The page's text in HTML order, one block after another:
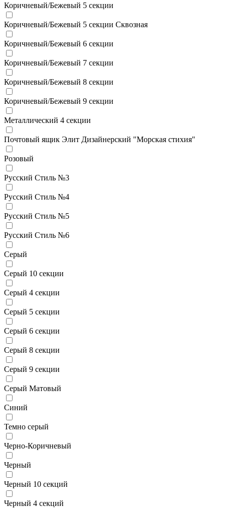
Коричневый/Бежевый 5 секции
Коричневый/Бежевый 5 секции Сквозная
Коричневый/Бежевый 6 секции
Коричневый/Бежевый 7 секции
Коричневый/Бежевый 8 секции
Коричневый/Бежевый 9 секции
Металлический 4 секции
Почтовый ящик Элит Дизайнерский "Морская стихия"
Розовый
Русский Стиль №3
Русский Стиль №4
Русский Стиль №5
Русский Стиль №6
Серый
Серый 10 секции
Серый 4 секции
Серый 5 секции
Серый 6 секции
Серый 8 секции
Серый 9 секции
Серый Матовый
Синий
Темно серый
Черно-Коричневый
Черный
Черный 10 секций
Черный 4 секций